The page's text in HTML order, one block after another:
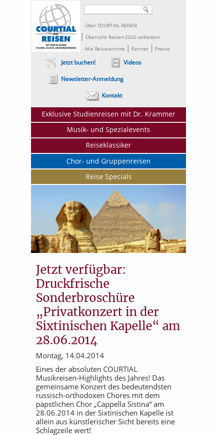
Chor- und Gruppenreisen
Reise Specials
Über COURTIAL REISEN
Übersicht Reisen 2026 anfordern
Alle Reisetermine
Partner Presse
Jetzt buchen!
Videos
Newsletter-Anmeldung
Kontakt
Exklusive Studienreisen mit Dr. Krammer
Musik- und Spezialevents
Reiseklassiker
Jetzt verfügbar:
Druckfrische
Sonderbroschüre
„Privatkonzert in der
Sixtinischen Kapelle“ am
28.06.2014
Montag, 14.04.2014
Eines der absoluten COURTIAL
Musikreisen-Highlights des Jahres! Das
gemeinsame Konzert des bedeutendsten
russisch-orthodoxen Chores mit dem
päpstlichen Chor „Cappella Sistina“ am
28.06.2014 in der Sixtinischen Kapelle ist
allein aus künstlerischer Sicht bereits eine
Schlagzeile wert!